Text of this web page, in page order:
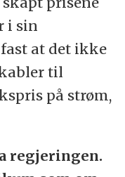
i sin
at det ikke
til
på strøm,
regjeringen.